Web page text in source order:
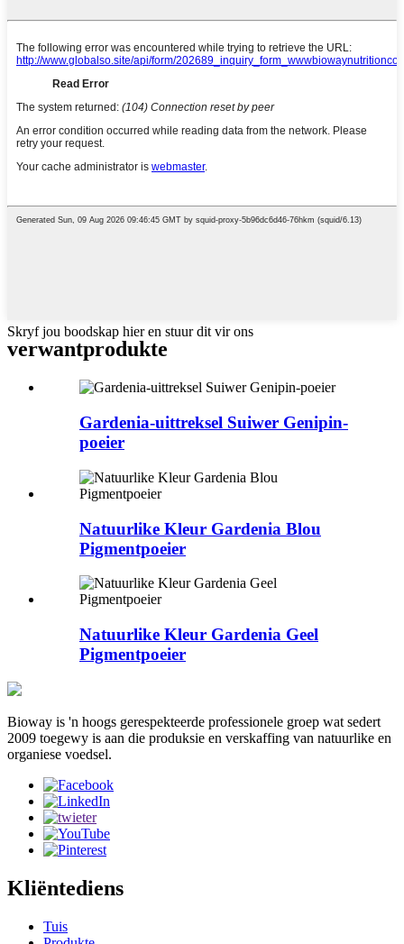
Skryf jou boodskap hier en stuur dit vir ons
verwantprodukte
Gardenia-uittreksel Suiwer Genipin-
poeier
Natuurlike Kleur Gardenia Blou
Pigmentpoeier
Natuurlike Kleur Gardenia Geel
Pigmentpoeier
Bioway is 'n hoogs gerespekteerde professionele groep wat sedert
2009 toegewy is aan die produksie en verskaffing van natuurlike en
organiese voedsel.
Kliëntediens
Tuis